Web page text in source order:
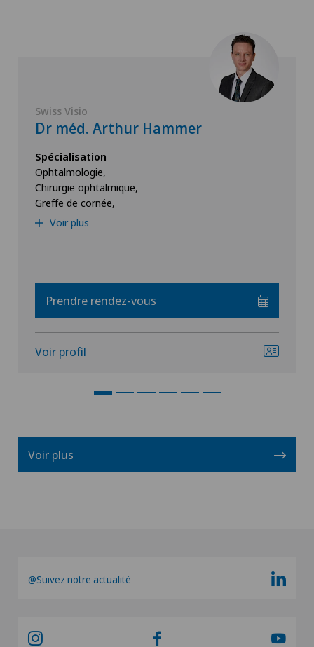
Swiss Visio
Dr méd. Arthur Hammer
Spécialisation
Ophtalmologie,
Chirurgie ophtalmique,
Greffe de cornée,
Voir plus
Prendre rendez-vous
Voir profil
Voir plus
@Suivez notre actualité